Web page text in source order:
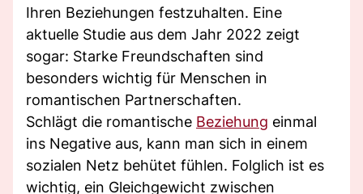
Ihren Beziehungen festzuhalten. Eine
aktuelle Studie aus dem Jahr 2022 zeigt
sogar: Starke Freundschaften sind
besonders wichtig für Menschen in
romantischen Partnerschaften.
Schlägt die romantische Beziehung einmal
ins Negative aus, kann man sich in einem
sozialen Netz behütet fühlen. Folglich ist es
wichtig, ein Gleichgewicht zwischen